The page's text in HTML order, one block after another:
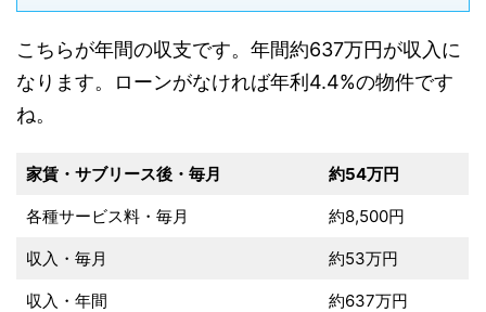
こちらが年間の収支です。年間約637万円が収入に
なります。ローンがなければ年利4.4%の物件です
ね。
家賃・サブリース後・毎月 約54万円
各種サービス料・毎月 約8,500円
収入・毎月 約53万円
収入・年間 約637万円